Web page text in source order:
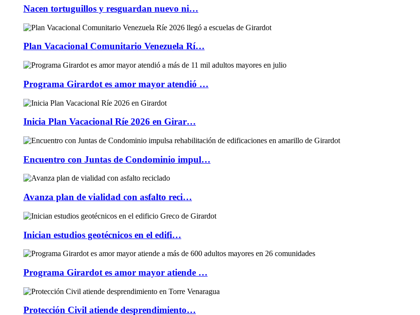
Nacen tortuguillos y resguardan nuevo ni…
Plan Vacacional Comunitario Venezuela Rí…
Programa Girardot es amor mayor atendió …
Inicia Plan Vacacional Ríe 2026 en Girar…
Encuentro con Juntas de Condominio impul…
Avanza plan de vialidad con asfalto reci…
Inician estudios geotécnicos en el edifi…
Programa Girardot es amor mayor atiende …
Protección Civil atiende desprendimiento…